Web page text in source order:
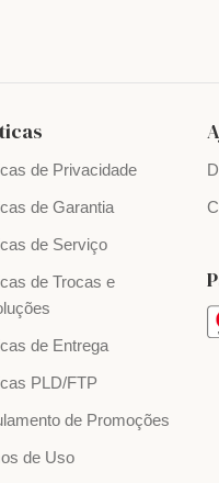
de Privacidade
de Garantia
de Serviço
de Trocas e
de Entrega
PLD/FTP
de Promoções
de Uso